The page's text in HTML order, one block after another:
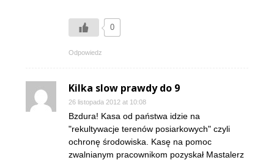
0
Odpowiedz
Kilka slow prawdy do 9
26 listopada 2012 at 10:08
Bzdura! Kasa od państwa idzie na
"rekultywacje terenów posiarkowych" czyli
ochronę środowiska. Kasę na pomoc
zwalnianym pracownikom pozyskał Mastalerz